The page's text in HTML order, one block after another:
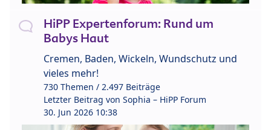
HiPP Expertenforum: Rund um
Babys Haut
Cremen, Baden, Wickeln, Wundschutz und
vieles mehr!
730 Themen / 2.497 Beiträge
Letzter Beitrag von Sophia – HiPP Forum
30. Jun 2026 10:38